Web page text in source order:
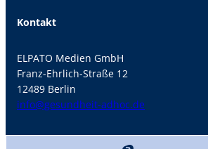
Kontakt
ELPATO Medien GmbH
Franz-Ehrlich-Straße 12
12489 Berlin
info@gesundheit-adhoc.de